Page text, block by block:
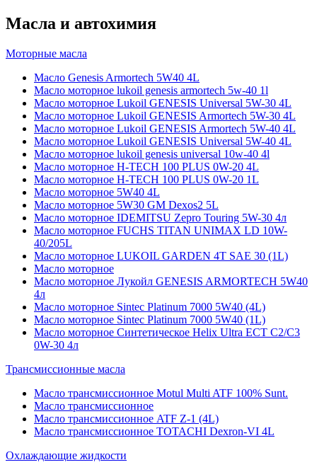
Масла и автохимия
Моторные масла
Масло Genesis Armortech 5W40 4L
Масло моторное lukoil genesis armortech 5w-40 1l
Масло моторное Lukoil GENESIS Universal 5W-30 4L
Масло моторное Lukoil GENESIS Armortech 5W-30 4L
Масло моторное Lukoil GENESIS Armortech 5W-40 4L
Масло моторное Lukoil GENESIS Universal 5W-40 4L
Масло моторное lukoil genesis universal 10w-40 4l
Масло моторное H-TECH 100 PLUS 0W-20 4L
Масло моторное H-TECH 100 PLUS 0W-20 1L
Масло моторное 5W40 4L
Масло моторное 5W30 GM Dexos2 5L
Масло моторное IDEMITSU Zepro Touring 5W-30 4л
Масло моторное FUCHS TITAN UNIMAX LD 10W-
40/205L
Масло моторное LUKOIL GARDEN 4Т SAE 30 (1L)
Масло моторное
Масло моторное Лукойл GENESIS ARMORTECH 5W40
4л
Масло моторное Sintec Platinum 7000 5W40 (4L)
Масло моторное Sintec Platinum 7000 5W40 (1L)
Масло моторное Синтетическое Helix Ultra ECT C2/C3
0W-30 4л
Трансмиссионные масла
Масло трансмиссионное Motul Multi ATF 100% Sunt.
Масло трансмиссионное
Масло трансмиссионное ATF Z-1 (4L)
Масло трансмиссионное TOTACHI Dexron-VI 4L
Охлаждающие жидкости